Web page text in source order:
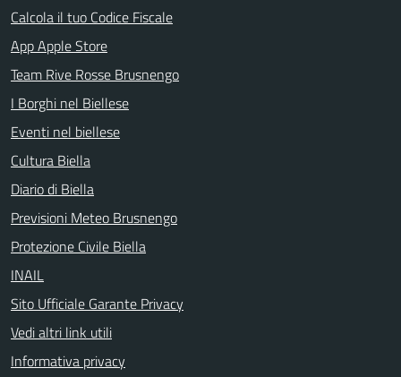
Calcola il tuo Codice Fiscale
App Apple Store
Team Rive Rosse Brusnengo
I Borghi nel Biellese
Eventi nel biellese
Cultura Biella
Diario di Biella
Previsioni Meteo Brusnengo
Protezione Civile Biella
INAIL
Sito Ufficiale Garante Privacy
Vedi altri link utili
Informativa privacy